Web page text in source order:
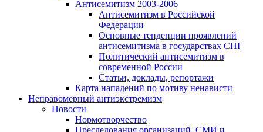
Антисемитизм 2003-2006
Антисемитизм в Российской
Федерации
Основные тенденции проявлений
антисемитизма в государствах СНГ
Политический антисемитизм в
современной России
Статьи, доклады, репортажи
Карта нападений по мотиву ненависти
Неправомерный антиэкстремизм
Новости
Нормотворчество
Преследования организаций, СМИ и